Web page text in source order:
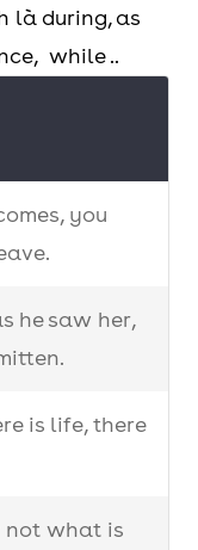
là during, as
while ..
you
he saw her,
is life, there
not what is